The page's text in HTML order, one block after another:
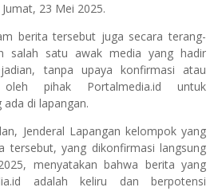
23 Mei 2025.
berita tersebut juga secara terang-
salah satu awak media yang hadir
tanpa upaya konfirmasi atau
pihak Portalmedia.id untuk
di lapangan.
Jenderal Lapangan kelompok yang
tersebut, yang dikonfirmasi langsung
menyatakan bahwa berita yang
adalah keliru dan berpotensi